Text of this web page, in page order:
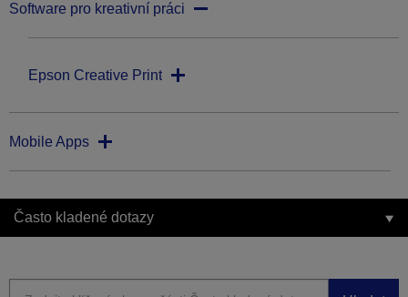
Software pro kreativní práci
Epson Creative Print
Mobile Apps
Často kladené dotazy